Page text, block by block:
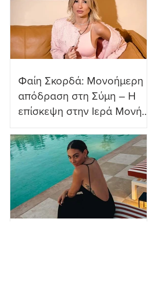
πραγματικότητα»
Φαίη Σκορδά: Μονοήμερη
απόδραση στη Σύμη – Η
επίσκεψη στην Ιερά Μονή
Πανορμίτη